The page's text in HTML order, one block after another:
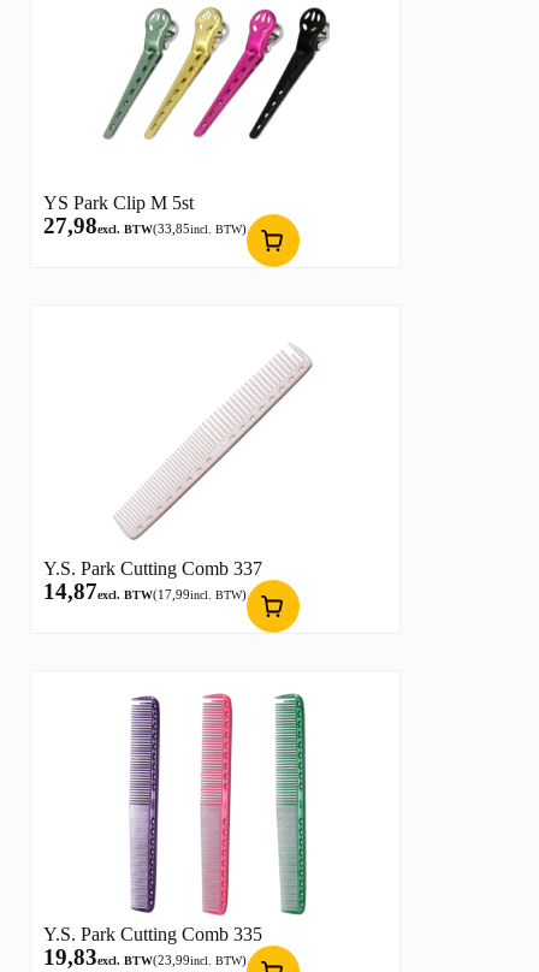
YS Park Clip M 5st
27,98excl. BTW(33,85incl. BTW)
Y.S. Park Cutting Comb 337
14,87excl. BTW(17,99incl. BTW)
Y.S. Park Cutting Comb 335
19,83excl. BTW(23,99incl. BTW)